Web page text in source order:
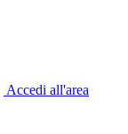
Accedi all'area